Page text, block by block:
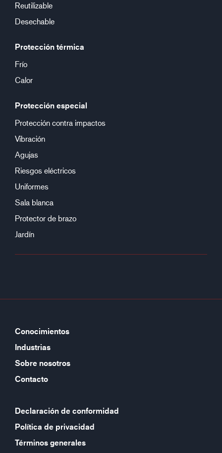
Reutilizable
Desechable
Protección térmica
Frío
Calor
Protección especial
Protección contra impactos
Vibración
Agujas
Riesgos eléctricos
Uniformes
Sala blanca
Protector de brazo
Jardín
Conocimientos
Industrias
Sobre nosotros
Contacto
Declaración de conformidad
Política de privacidad
Términos generales